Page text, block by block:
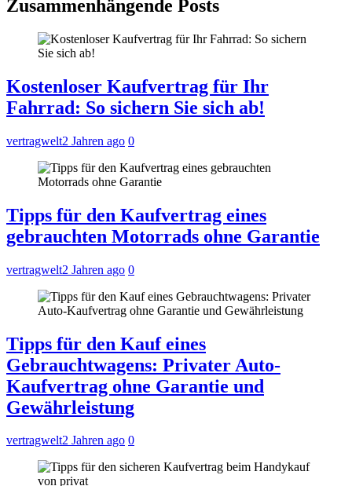
Zusammenhängende Posts
Kostenloser Kaufvertrag für Ihr
Fahrrad: So sichern Sie sich ab!
vertragwelt2 Jahren ago 0
Tipps für den Kaufvertrag eines
gebrauchten Motorrads ohne Garantie
vertragwelt2 Jahren ago 0
Tipps für den Kauf eines
Gebrauchtwagens: Privater Auto-
Kaufvertrag ohne Garantie und
Gewährleistung
vertragwelt2 Jahren ago 0